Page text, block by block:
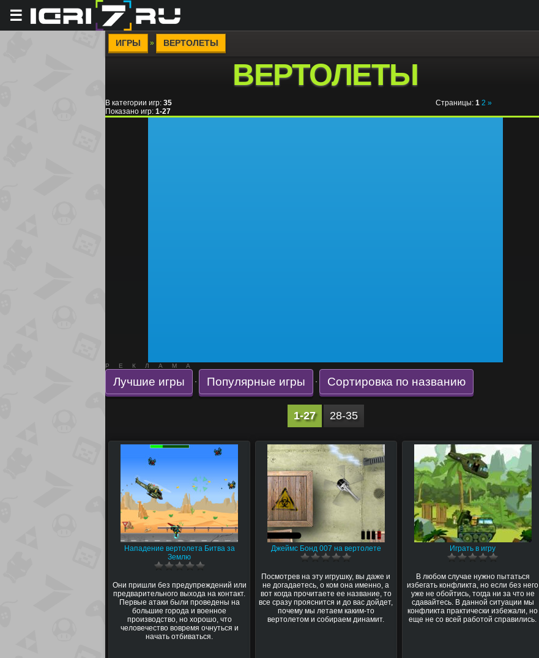
☰
ИГРЫ » ВЕРТОЛЕТЫ
ВЕРТОЛЕТЫ
В категории игр: 35
Показано игр: 1-27
Страницы: 1 2 »
РЕКЛАМА
Лучшие игры · Популярные игры · Сортировка по названию
1-27 28-35
Нападение вертолета Битва за
Землю
Они пришли без предупреждений или
предварительного выхода на контакт.
Первые атаки были проведены на
большие города и военное
производство, но хорошо, что
человечество вовремя очнуться и
начать отбиваться.
Джеймс Бонд 007 на вертолете
Посмотрев на эту игрушку, вы даже и
не догадаетесь, о ком она именно, а
вот когда прочитаете ее название, то
все сразу прояснится и до вас дойдет,
почему мы летаем каким-то
вертолетом и собираем динамит.
Играть в игру
В любом случае нужно пытаться
избегать конфликта, но если без него
уже не обойтись, тогда ни за что не
сдавайтесь. В данной ситуации мы
конфликта практически избежали, но
еще не со всей работой справились.